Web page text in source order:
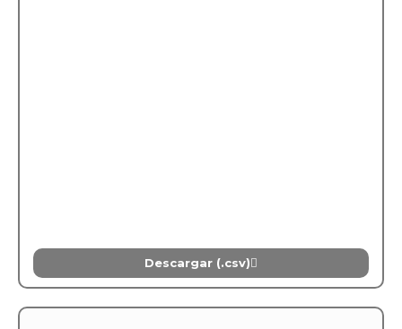
Descargar (.csv)